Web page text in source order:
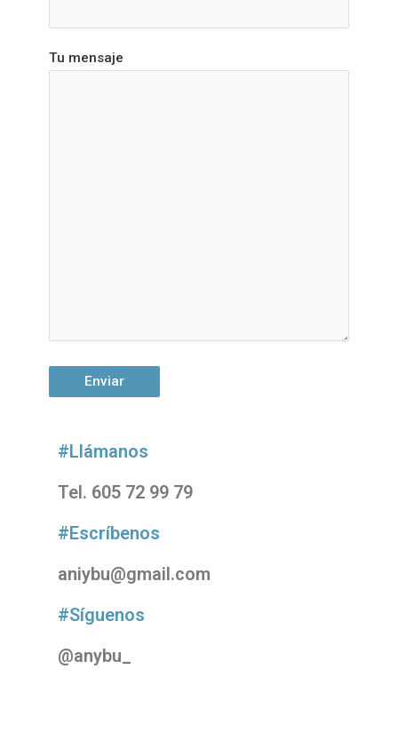
Tu mensaje
#Llámanos
Tel. 605 72 99 79
#Escríbenos
aniybu@gmail.com
#Síguenos
@anybu_